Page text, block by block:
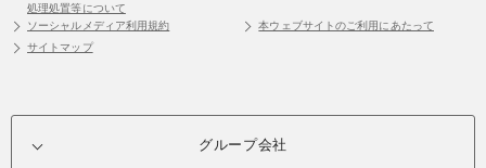
処理処置等について
ソーシャルメディア利用規約
本ウェブサイトのご利用にあたって
サイトマップ
グループ会社